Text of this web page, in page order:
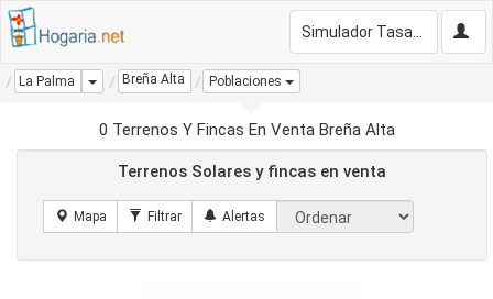
La Palma DropdownBreña Alta Poblaciones
0 Terrenos Y Fincas En Venta Breña Alta
Terrenos Solares y fincas en venta